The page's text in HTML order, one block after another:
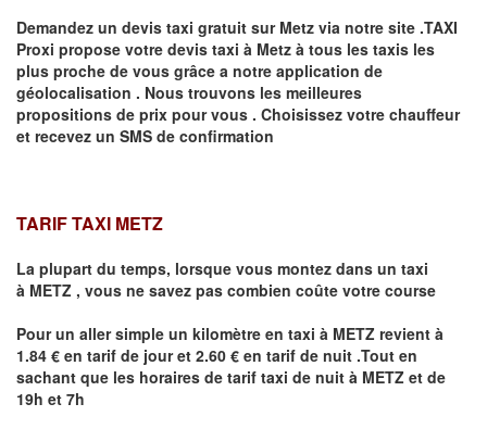
Demandez un devis taxi gratuit sur Metz via notre site .TAXI
Proxi propose votre devis taxi à Metz à tous les taxis les
plus proche de vous grâce a notre application de
géolocalisation . Nous trouvons les meilleures
propositions de prix pour vous . Choisissez votre chauffeur
et recevez un SMS de confirmation
TARIF TAXI METZ
La plupart du temps, lorsque vous montez dans un taxi
à METZ , vous ne savez pas combien coûte votre course
Pour un aller simple un kilomètre en taxi à METZ revient à
1.84 € en tarif de jour et 2.60 € en tarif de nuit .Tout en
sachant que les horaires de tarif taxi de nuit à METZ et de
19h et 7h